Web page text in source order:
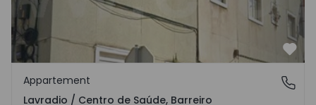
Lavradio / Centro de Saúde, Barreiro
Appartement
Lavradio / Centro de Saúde, Barreiro